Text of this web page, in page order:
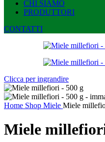
CHI SIAMO
PRODUTTORI
CONTATTI
Clicca per ingrandire
Home Shop Miele Miele
Miele